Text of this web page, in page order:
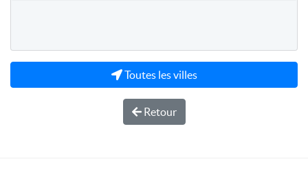
Toutes les villes
Retour